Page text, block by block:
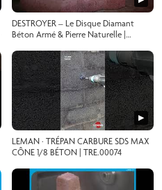
DESTROYER – Le Disque Diamant
Béton Armé & Pierre Naturelle |
▶
LEMAN · TRÉPAN CARBURE SDS MAX
CÔNE 1/8 BÉTON | TRE.00074